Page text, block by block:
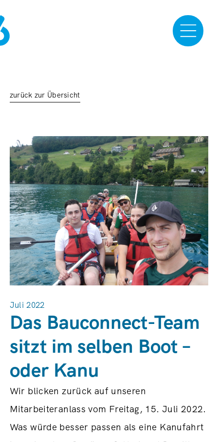
zurück zur Übersicht
Juli 2022
Das Bauconnect-Team
sitzt im selben Boot –
oder Kanu
Wir blicken zurück auf unseren
Mitarbeiteranlass vom Freitag, 15. Juli 2022.
Was würde besser passen als eine Kanufahrt